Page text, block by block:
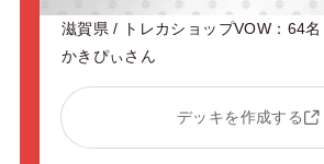
滋賀県 / トレカショップVOW：64名
かきぴぃさん
デッキを作成する